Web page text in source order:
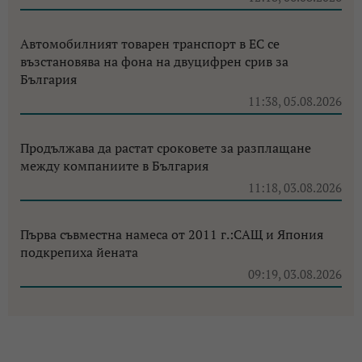
Автомобилният товарен транспорт в ЕС се
възстановява на фона на двуцифрен срив за
България
11:38, 05.08.2026
Продължава да растат сроковете за разплащане
между компаниите в България
11:18, 03.08.2026
Първа съвместна намеса от 2011 г.:САЩ и Япония
подкрепиха йената
09:19, 03.08.2026